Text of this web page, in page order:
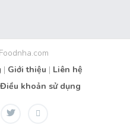
| Giới thiệu | Liên hệ
Điều khoản sử dụng